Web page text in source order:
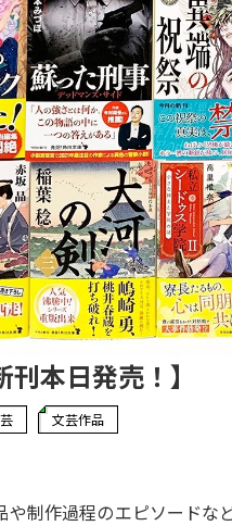
刊本日発売！】
文芸作品
や制作過程のエピソード